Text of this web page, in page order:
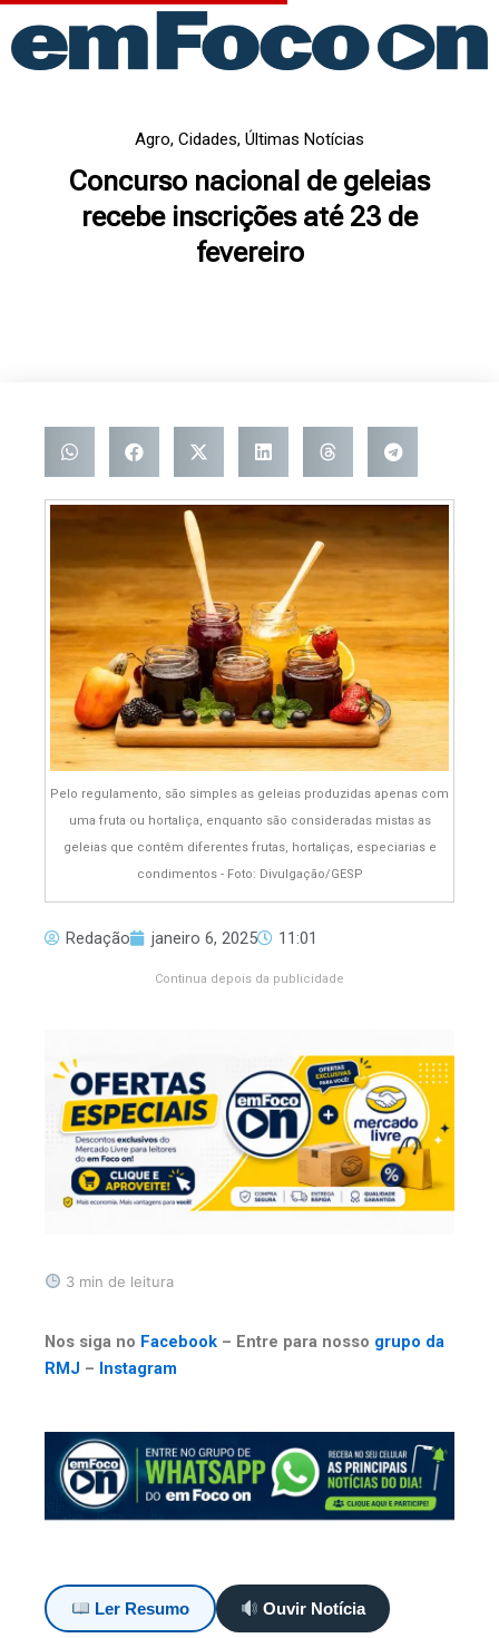
para
Agro, Cidades, Últimas Notícias
Concurso nacional de geleias
recebe inscrições até 23 de
fevereiro
Pelo regulamento, são simples as geleias produzidas apenas com
uma fruta ou hortaliça, enquanto são consideradas mistas as
geleias que contêm diferentes frutas, hortaliças, especiarias e
condimentos - Foto: Divulgação/GESP
Redação janeiro 6, 2025 11:01
Continua depois da publicidade
3 min de leitura
Nos siga no Facebook – Entre para nosso grupo da
RMJ – Instagram
Ler Resumo Ouvir Notícia